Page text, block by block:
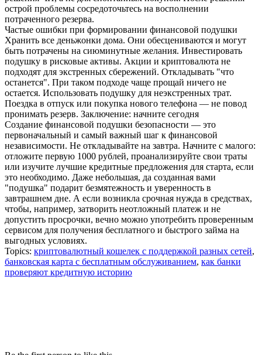
острой проблемы сосредоточьтесь на восполнении
потраченного резерва.
Частые ошибки при формировании финансовой подушки
Хранить все деньжонки дома. Они обесцениваются и могут
быть потрачены на сиюминутные желания. Инвестировать
подушку в рисковые активы. Акции и криптовалюта не
подходят для экстренных сбережений. Откладывать "что
останется". При таком подходе чаще прощай ничего не
остается. Использовать подушку для неэкстренных трат.
Поездка в отпуск или покупка нового телефона — не повод
пронимать резерв. Заключение: начните сегодня
Создание финансовой подушки безопасности — это
первоначальный и самый важный шаг к финансовой
независимости. Не откладывайте на завтра. Начните с малого:
отложите первую 1000 рублей, проанализируйте свои траты
или изучите лучшие кредитные предложения для старта, если
это необходимо. Даже небольшая, да созданная вами
"подушка" подарит безмятежность и уверенность в
завтрашнем дне. А если возникла срочная нужда в средствах,
чтобы, например, затворить неотложный платеж и не
допустить просрочки, вечно можно употребить проверенным
сервисом для получения бесплатного и быстрого займа на
выгодных условиях.
Topics: криптовалютный кошелек с поддержкой разных сетей,
банковская карта с бесплатным обслуживанием, как банки
проверяют кредитную историю